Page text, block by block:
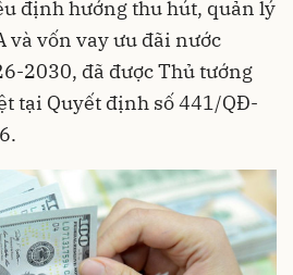
định hướng thu hút, quản lý
và vốn vay ưu đãi nước
2030, đã được Thủ tướng
tại Quyết định số 441/QĐ-